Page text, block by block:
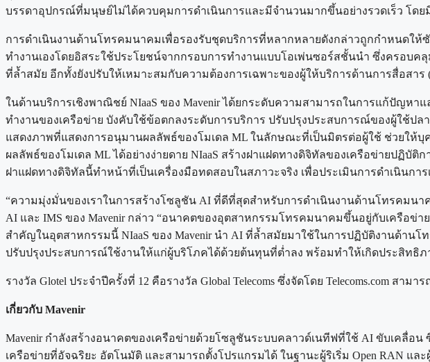
บรรดาอุปกรณ์ที่มนุษย์ไม่ได้ควบคุมการดำเนินการและมีจำนวนมากขึ้นอย่างรวดเร็ว โ
การดำเนินงานด้านโทรคมนาคมเพื่อรองรับชุดบริการที่หลากหลายดังกล่าวถูกกำหนดให้
ทำงานเองโดยอิสระใช้ประโยชน์จากกรอบการทำงานแบบโอเพ่นซอร์สชั้นนำ ซึ่งครอบ
ที่ล้ำสมัย อีกทั้งยังปรับให้เหมาะสมกับความต้องการเฉพาะของผู้ให้บริการด้านการสื่อส
ในด้านบริการเชิงพาณิชย์ NIaaS ของ Mavenir ได้ยกระดับความสามารถในการแก้ปัญ
ทำงานของเครือข่าย บังคับใช้ข้อตกลงระดับการบริการ ปรับปรุงประสบการณ์ของผู้ใช้ป
แสดงภาพที่แสดงการอนุมานผลลัพธ์ของโมเดล ML ในลักษณะที่เป็นมิตรต่อผู้ใช้ ช่วยใ
ผลลัพธ์ของโมเดล ML ได้อย่างง่ายดาย NIaaS สร้างฝาแฝดทางดิจิทัลของเครือข่ายปฏิบัติ
ฝาแฝดทางดิจิทัลนี้ทำหน้าที่เป็นเครื่องมือทดสอบในสภาวะจริง เพื่อประเมินการดำเนินก
“ความมุ่งมั่นของเราในการสร้างโซลูชัน AI ที่ดีที่สุดสำหรับการดำเนินงานด้านโทรคมนา
AI และ IMS ของ Mavenir กล่าว “อนาคตของอุตสาหกรรมโทรคมนาคมขึ้นอยู่กับเครือข่า
สำคัญในอุตสาหกรรมนี้ NIaaS ของ Mavenir นำ AI ที่ล้ำสมัยมาใช้ในการปฏิบัติงานด้าน
ปรับปรุงประสบการณ์ใช้งานให้แก่ผู้บริโภคได้ด้วยต้นทุนที่ต่ำลง พร้อมทำให้เกิดประสิทธิ
รางวัล Glotel ประจำปีครั้งที่ 12 คือรางวัล Global Telecoms ซึ่งจัดโดย Telecoms.com สา
เกี่ยวกับ Mavenir
Mavenir กำลังสร้างอนาคตของเครือข่ายด้วยโซลูชันระบบคลาวด์เนทีฟที่ใช้ AI ขับเคลื่อ
เครือข่ายที่อัจฉริยะ อัตโนมัติ และสามารถตั้งโปรแกรมได้ ในฐานะผู้ริเริ่ม Open RAN แ